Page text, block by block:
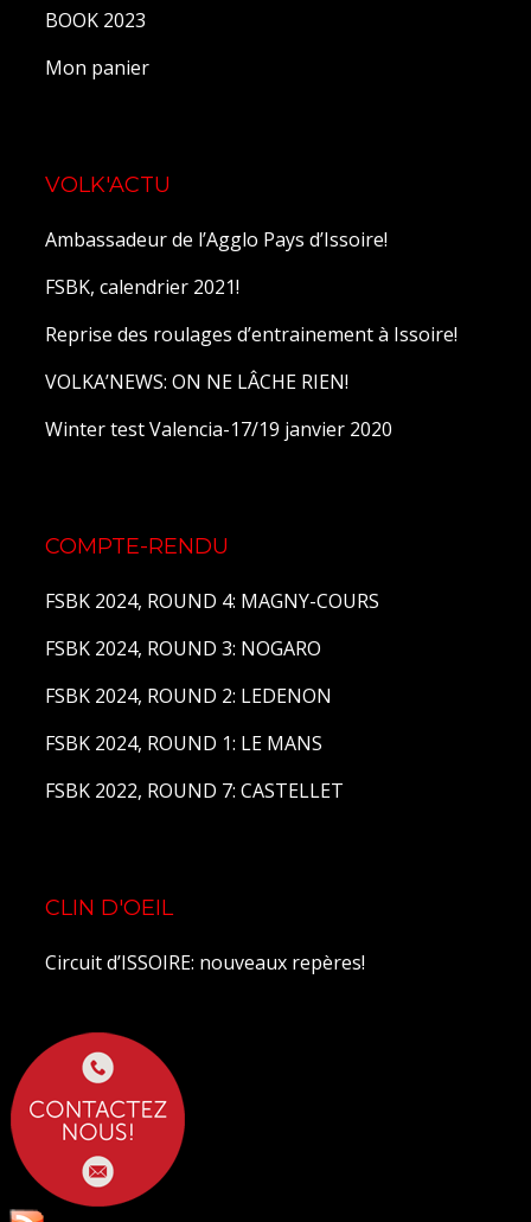
BOOK 2023
Mon panier
VOLK'ACTU
Ambassadeur de l’Agglo Pays d’Issoire!
FSBK, calendrier 2021!
Reprise des roulages d’entrainement à Issoire!
VOLKA’NEWS: ON NE LÂCHE RIEN!
Winter test Valencia-17/19 janvier 2020
COMPTE-RENDU
FSBK 2024, ROUND 4: MAGNY-COURS
FSBK 2024, ROUND 3: NOGARO
FSBK 2024, ROUND 2: LEDENON
FSBK 2024, ROUND 1: LE MANS
FSBK 2022, ROUND 7: CASTELLET
CLIN D'OEIL
Circuit d’ISSOIRE: nouveaux repères!